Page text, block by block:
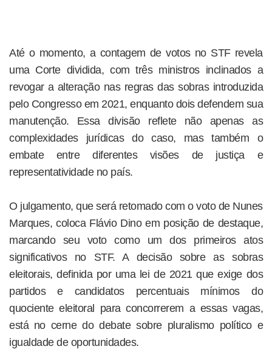
Até o momento, a contagem de votos no STF revela
uma Corte dividida, com três ministros inclinados a
revogar a alteração nas regras das sobras introduzida
pelo Congresso em 2021, enquanto dois defendem sua
manutenção. Essa divisão reflete não apenas as
complexidades jurídicas do caso, mas também o
embate entre diferentes visões de justiça e
representatividade no país.
O julgamento, que será retomado com o voto de Nunes
Marques, coloca Flávio Dino em posição de destaque,
marcando seu voto como um dos primeiros atos
significativos no STF. A decisão sobre as sobras
eleitorais, definida por uma lei de 2021 que exige dos
partidos e candidatos percentuais mínimos do
quociente eleitoral para concorrerem a essas vagas,
está no cerne do debate sobre pluralismo político e
igualdade de oportunidades.